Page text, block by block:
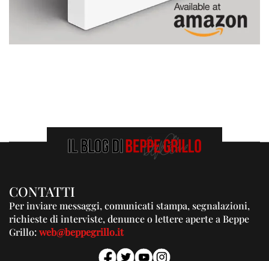
CONTATTI
Per inviare messaggi, comunicati stampa, segnalazioni,
richieste di interviste, denunce o lettere aperte a Beppe
Grillo:web@beppegrillo.it